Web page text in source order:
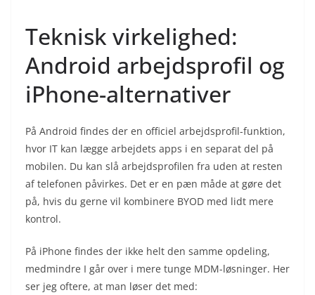
Teknisk virkelighed:
Android arbejdsprofil og
iPhone-alternativer
På Android findes der en officiel arbejdsprofil-funktion,
hvor IT kan lægge arbejdets apps i en separat del på
mobilen. Du kan slå arbejdsprofilen fra uden at resten
af telefonen påvirkes. Det er en pæn måde at gøre det
på, hvis du gerne vil kombinere BYOD med lidt mere
kontrol.
På iPhone findes der ikke helt den samme opdeling,
medmindre I går over i mere tunge MDM-løsninger. Her
ser jeg oftere, at man løser det med: